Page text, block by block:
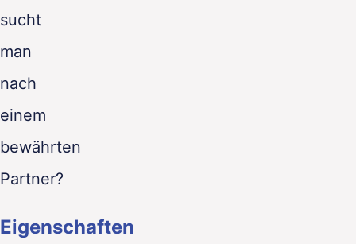
sucht
man
nach
einem
bewährten
Partner?
Eigenschaften